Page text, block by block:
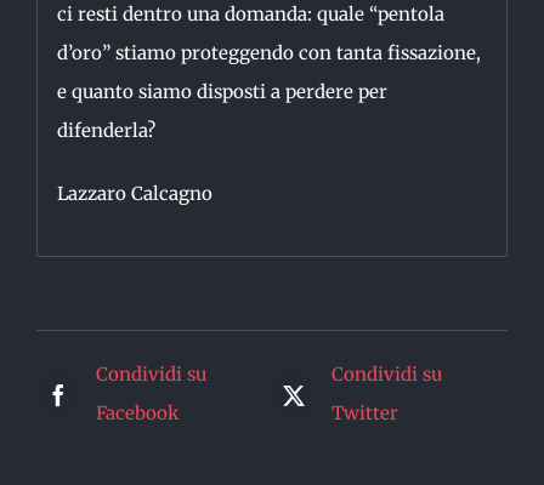
ci resti dentro una domanda: quale “pentola
d’oro” stiamo proteggendo con tanta fissazione,
e quanto siamo disposti a perdere per
difenderla?
Lazzaro Calcagno
Condividi su
Facebook
Condividi su
Twitter